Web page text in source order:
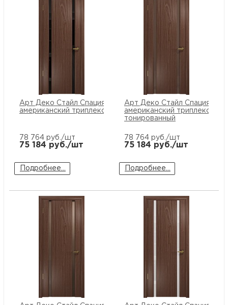
Арт Деко Стайл Спация-2 орех
американский триплекс черный
78 764 руб./шт
75 184 руб./шт
Подробнее...
Арт Деко Стайл Спация-2
американский триплекс
тонированный
78 764 руб./шт
75 184 руб./шт
Подробнее...